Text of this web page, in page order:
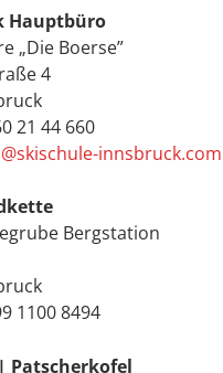
Hauptbüro
„Die Boerse”
4
21 44 660
innsbruck.com
Bergstation
1100 8494
Patscherkofel